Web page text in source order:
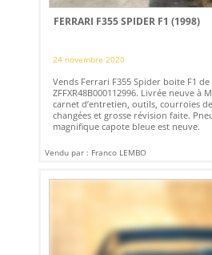
FERRARI F355 SPIDER F1 (1998)
24 novembre 2020
Vends Ferrari F355 Spider boite F1 de
ZFFXR48B000112996. Livrée neuve à
carnet d’entretien, outils, courroies
changées et grosse révision faite.
magnifique capote bleue est neuve.
Vendu par : Franco LEMBO